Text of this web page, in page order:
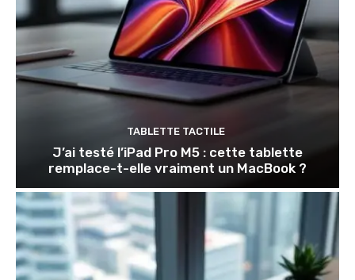
TABLETTE TACTILE
J’ai testé l’iPad Pro M5 : cette tablette
remplace-t-elle vraiment un MacBook ?